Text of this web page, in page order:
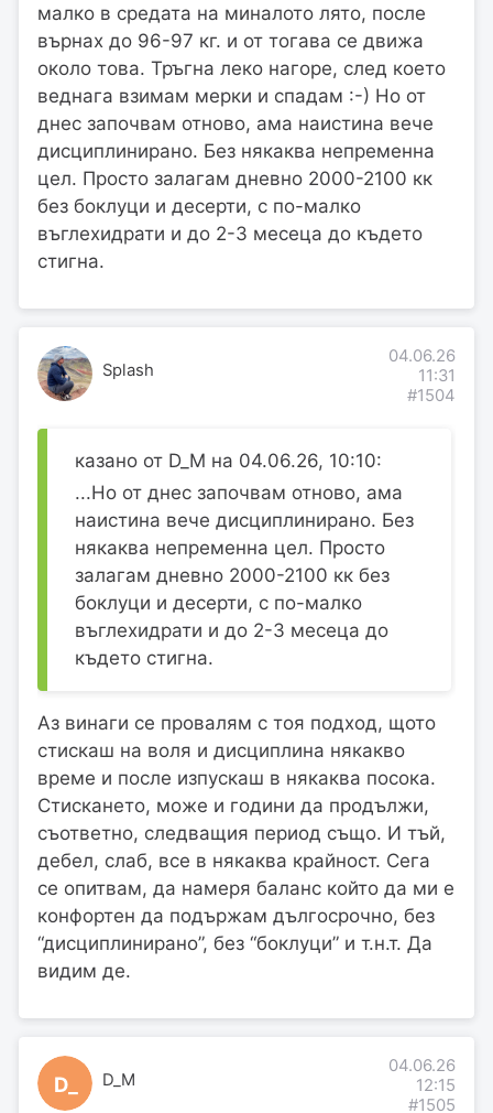
малко в средата на миналото лято, после
върнах до 96-97 кг. и от тогава се движа
около това. Тръгна леко нагоре, след което
веднага взимам мерки и спадам :-) Но от
днес започвам отново, ама наистина вече
дисциплинирано. Без някаква непременна
цел. Просто залагам дневно 2000-2100 кк
без боклуци и десерти, с по-малко
въглехидрати и до 2-3 месеца до където
стигна.
Splash
04.06.26
11:31
#1504
казано от D_M на 04.06.26, 10:10:
...Но от днес започвам отново, ама
наистина вече дисциплинирано. Без
някаква непременна цел. Просто
залагам дневно 2000-2100 кк без
боклуци и десерти, с по-малко
въглехидрати и до 2-3 месеца до
където стигна.
Аз винаги се провалям с тоя подход, щото
стискаш на воля и дисциплина някакво
време и после изпускаш в някаква посока.
Стискането, може и години да продължи,
съответно, следващия период също. И тъй,
дебел, слаб, все в някаква крайност. Сега
се опитвам, да намеря баланс който да ми е
конфортен да подържам дългосрочно, без
“дисциплинирано”, без “боклуци” и т.н.т. Да
видим де.
D_ D_M
04.06.26
12:15
#1505